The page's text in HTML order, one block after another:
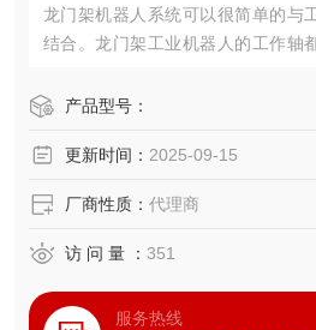
龙门架机器人系统可以很简单的与
结合。龙门架工业机器人的工作轴
选项，例如搭配喷雾阀使用等。
产品型号：
更新时间： 2025-09-15
厂商性质： 代理商
访 问 量 ： 351
服务热线